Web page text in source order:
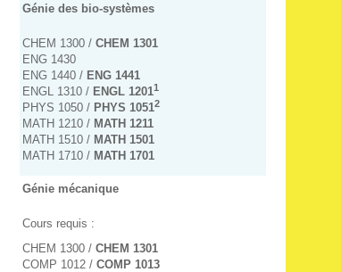
Génie des bio-systèmes
CHEM 1300 / CHEM 1301
ENG 1430
ENG 1440 / ENG 1441
ENGL 1310 / ENGL 12011
PHYS 1050 / PHYS 10512
MATH 1210 / MATH 1211
MATH 1510 / MATH 1501
MATH 1710 / MATH 1701
Génie mécanique
Cours requis :
CHEM 1300 / CHEM 1301
COMP 1012 / COMP 1013